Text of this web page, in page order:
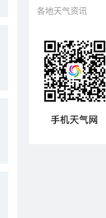
各地天气资讯